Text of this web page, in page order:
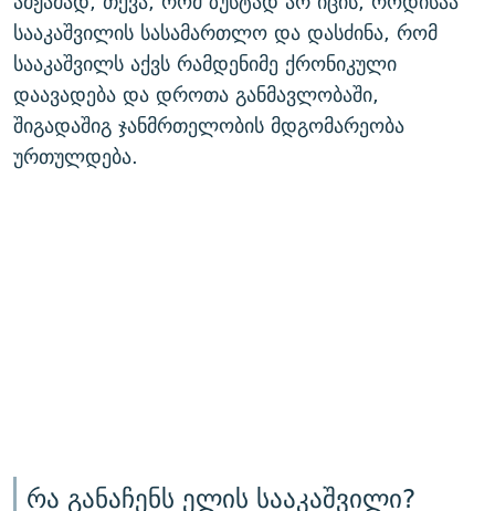
სააკაშვილის სასამართლო და დასძინა, რომ
სააკაშვილს აქვს რამდენიმე ქრონიკული
დაავადება და დროთა განმავლობაში,
შიგადაშიგ ჯანმრთელობის მდგომარეობა
ურთულდება.
რა განაჩენს ელის სააკაშვილი?